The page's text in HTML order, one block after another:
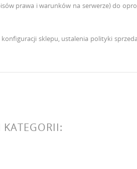
prawa i warunków na serwerze) do
sklepu, ustalenia polityki
KATEGORII: